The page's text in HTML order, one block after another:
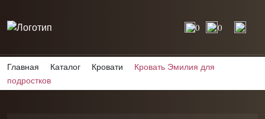
0 0
Главная Каталог Кровати
Кровать Эмилия для
подростков